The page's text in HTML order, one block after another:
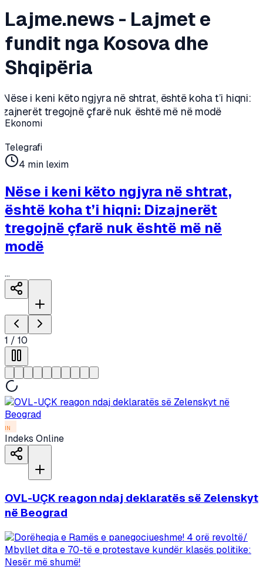
Lajme.news - Lajmet e
fundit nga Kosova dhe
Shqipëria
Ekonomi
Telegrafi
4 min lexim
Nëse i keni këto ngjyra në shtrat,
është koha t’i hiqni: Dizajnerët
tregojnë çfarë nuk është më në
modë
...
1 / 10
IN
Indeks Online
OVL-UÇK reagon ndaj deklaratës së Zelenskyt
në Beograd